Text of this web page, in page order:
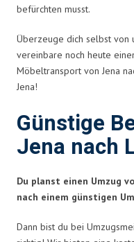
befürchten musst.
Überzeuge dich selbst von
vereinbare noch heute
Möbeltransport von Jena
Jena!
Günstige
Jena nach
Du planst einen Umzug
nach einem günstigen
Dann bist du bei